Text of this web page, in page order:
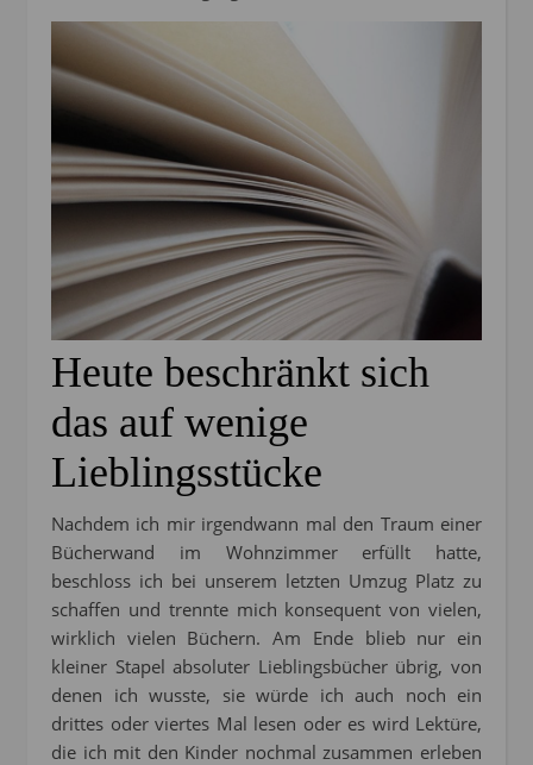
Heute beschränkt sich
das auf wenige
Lieblingsstücke
Nachdem ich mir irgendwann mal den Traum einer
Bücherwand im Wohnzimmer erfüllt hatte,
beschloss ich bei unserem letzten Umzug Platz zu
schaffen und trennte mich konsequent von vielen,
wirklich vielen Büchern. Am Ende blieb nur ein
kleiner Stapel absoluter Lieblingsbücher übrig, von
denen ich wusste, sie würde ich auch noch ein
drittes oder viertes Mal lesen oder es wird Lektüre,
die ich mit den Kinder nochmal zusammen erleben